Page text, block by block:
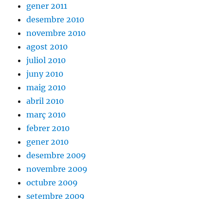
gener 2011
desembre 2010
novembre 2010
agost 2010
juliol 2010
juny 2010
maig 2010
abril 2010
març 2010
febrer 2010
gener 2010
desembre 2009
novembre 2009
octubre 2009
setembre 2009